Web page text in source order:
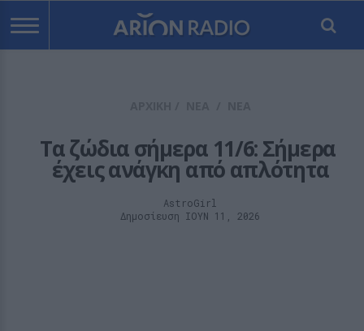
Τα ζώδια σήμερα 11/6: Σήμερα
έχεις ανάγκη από απλότητα
AstroGirl
Δημοσίευση ΙΟΥΝ 11, 2026